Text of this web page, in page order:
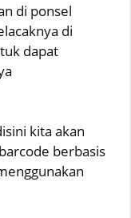
di ponsel
di
dapat
kita akan
berbasis